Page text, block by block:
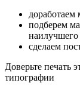
доработаем
подберем
наилучшего
сделаем
Доверьте печать
типографии